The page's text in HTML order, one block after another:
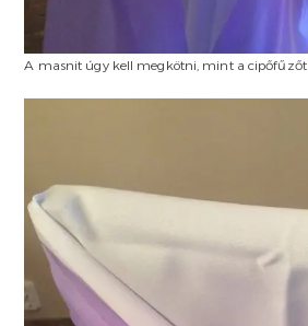
A masnit úgy kell megkötni, mint a cipőfűzőt